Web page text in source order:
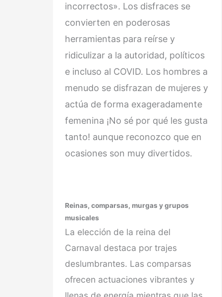
incorrectos». Los disfraces se
convierten en poderosas
herramientas para reírse y
ridiculizar a la autoridad, políticos
e incluso al COVID. Los hombres a
menudo se disfrazan de mujeres y
actúa de forma exageradamente
femenina ¡No sé por qué les gusta
tanto! aunque reconozco que en
ocasiones son muy divertidos.
Reinas, comparsas, murgas y grupos
musicales
La elección de la reina del
Carnaval destaca por trajes
deslumbrantes. Las comparsas
ofrecen actuaciones vibrantes y